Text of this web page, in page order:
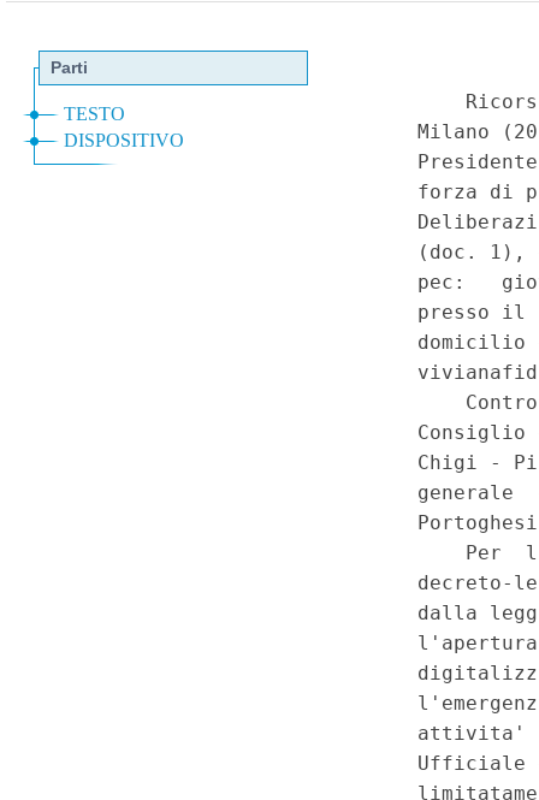
del decreto-legge ex art. 267
funzionamento dell'Unione
settembre 2014, n. 133,
dalla legge 11 novembre
Costituzione, art. 77,
per la valorizzazione delle
introdotte dal decreto-legge
«sblocca Italia») -
coltivazione di idrocarburi e
sotterraneo di gas naturale
interesse strategico e sono
indifferibili - Previsione,
comprendono la
indifferibilita' ed urgenza
vincolo preordinato
compresi - Ricorso della
violazione della competenza
regionale in materia di